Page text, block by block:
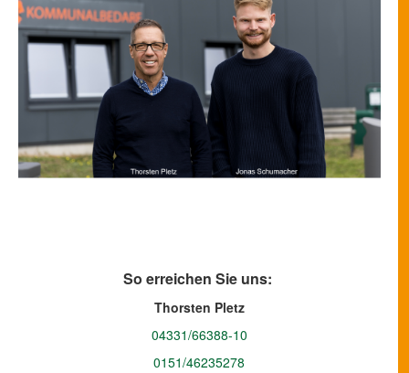
So erreichen Sie uns:
Thorsten Pletz
04331/66388-10
0151/46235278